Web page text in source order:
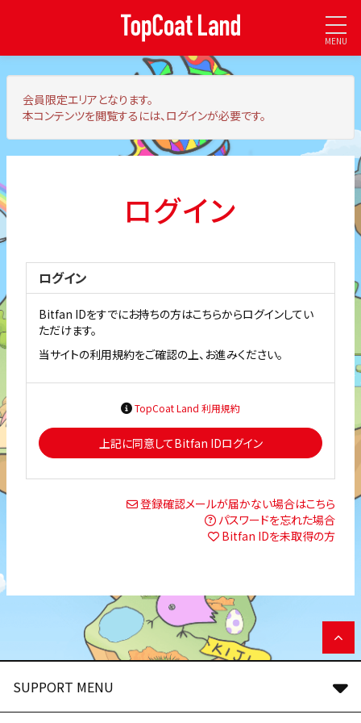
MENU
会員限定エリア となります。
本コンテンツを閲覧するには、ログインが必要です。
ログイン
ログイン
Bitfan IDをすでにお持ちの方はこちらからログインしてい
ただけます。
当サイトの利用規約をご確認の上、お進みください。
TopCoat Land 利用規約
上記に同意してBitfan IDログイン
登録確認メールが届かない場合はこちら
パスワードを忘れた場合
Bitfan IDを未取得の方
SUPPORT MENU